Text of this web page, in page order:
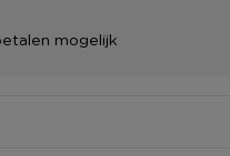
mogelijk